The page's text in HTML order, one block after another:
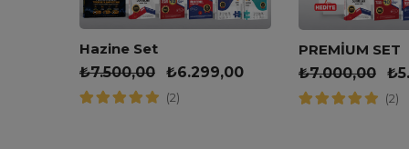
Hazine Set
₺7.500,00 ₺6.299,00
(2)
PREMİUM SET
₺7.000,00 ₺
(2)